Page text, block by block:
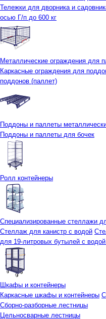
Тележки для дворника и
осью Г/п до 600 кг
Металлические ограждения для
Каркасные ограждения для
поддонов (паллет)
Поддоны и паллеты
Поддоны и паллеты для бочек
Ролл контейнеры
Специализированные стеллажи
Стеллаж для канистр с водой
для 19-литровых бутылей с
Шкафы и контейнеры
Каркасные шкафы и контейнеры
Сборно-разборные лестницы
Цельносварные лестницы